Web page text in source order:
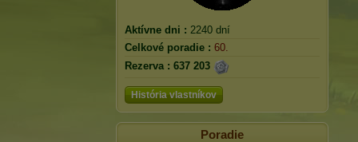
Aktívne dni : 2240 dní
Celkové poradie : 60.
Rezerva : 637 203
História vlastníkov
Poradie